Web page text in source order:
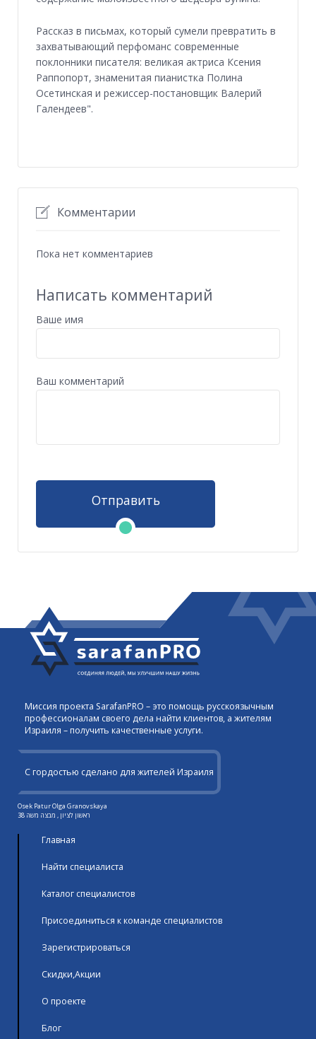
Рассказ в письмах, который сумели превратить в
захватывающий перфоманс современные
поклонники писателя: великая актриса Ксения
Раппопорт, знаменитая пианистка Полина
Осетинская и режиссер-постановщик Валерий
Галендеев".
Комментарии
Пока нет комментариев
Написать комментарий
Ваше имя
Ваш комментарий
Отправить
Миссия проекта SarafanPRO – это помощь русскоязычным
профессионалам своего дела найти клиентов, а жителям
Израиля – получить качественные услуги.
С гордостью сделано для жителей Израиля
Osek Patur Olga Granovskaya
ראשון לציון , מבצה משה 38
Главная
Найти специалиста
Каталог специалистов
Присоединиться к команде специалистов
Зарегистрироваться
Скидки,Акции
О проекте
Блог